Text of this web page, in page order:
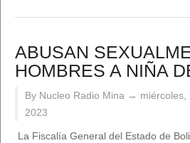
ABUSAN
HOMBRES A NIÑA
By Nucleo Radio Mina → miércoles,
2023
La Fiscalía General del Estado de